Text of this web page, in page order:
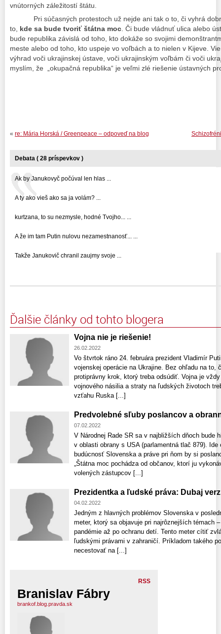
vnútorných záležitostí štátu.
Pri súčasných protestoch už nejde ani tak o to, či vyhrá
to, kde sa bude tvoriť štátna moc . Či bude vládnuť ulica alebo
bude republika závislá od toho, kto dokáže so svojimi
meste alebo od toho, kto uspeje vo voľbách a to nielen v Kijeve.
výhrad voči ukrajinskej ústave, voči ukrajinským voľbám či voči
myslím, že „okupačná republika“ je veľmi zlé riešenie ústavných
« re: Mária Horská / Greenpeace – odpoveď na blog
Debata ( 28 príspevkov )
Ak by Janukovyč počúval len hlas ...
A ty ako vieš ako sa ja volám? ...
kurtzana, to su nezmysle, hodné Tvojho... ...
A že im tam Putin nulovu nezamestnanosť... ...
Takže Janukovič chranil zaujmy svoje ...
Ďalšie články od tohto blogera
Vojna nie je riešenie!
26.02.2022
Vo štvrtok ráno 24. februára prezident Vladimír
vojenskej operácie na Ukrajine. Bez ohľadu na to,
protiprávny krok, ktorý treba odsúdiť. Vojna je
vojnového násilia a straty na ľudských životoch
vzťahu Ruska [...]
Predvolebné sľuby poslancov a
07.02.2022
V Národnej Rade SR sa v najbližších dňoch bude
v oblasti obrany s USA (parlamentná tlač 879).
budúcnosť Slovenska a práve pri ňom by si
„Štátna moc pochádza od občanov, ktorí ju
volených zástupcov [...]
Prezidentka a ľudské práva: Dubaj
04.02.2022
Jedným z hlavných problémov Slovenska v
meter, ktorý sa objavuje pri najrôznejších témach
pandémie až po ochranu detí. Tento meter cítiť
ľudskými právami v zahraničí. Príkladom takého
necestovať na [...]
RSS
Branislav Fábry
brankof.blog.pravda.sk